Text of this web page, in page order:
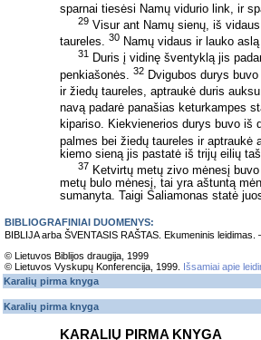
sparnai tiesėsi Namų vidurio link, ir
29 Visur ant Namų sienų, iš
taureles. 30 Namų vidaus ir lauko
31 Duris į vidinę šventyklą jis
penkiašonės. 32 Dvigubos durys
ir žiedų taureles, aptraukė duris
navą padarė panašias keturkampes
kipariso. Kiekvienerios durys buvo iš
palmes bei žiedų taureles ir
kiemo sieną jis pastatė iš trijų eilių
37 Ketvirtų metų zivo mėnesį
metų bulo mėnesį, tai yra aštuntą
sumanyta. Taigi Saliamonas statė
BIBLIOGRAFINIAI DUOMENYS:
BIBLIJA arba ŠVENTASIS RAŠTAS. Ekumeninis
© Lietuvos Biblijos draugija, 1999
© Lietuvos Vyskupų Konferencija, 1999.
Išsamiai apie
Karalių pirma knyga
Karalių pirma knyga
KARALIŲ PIRMA KNYGA